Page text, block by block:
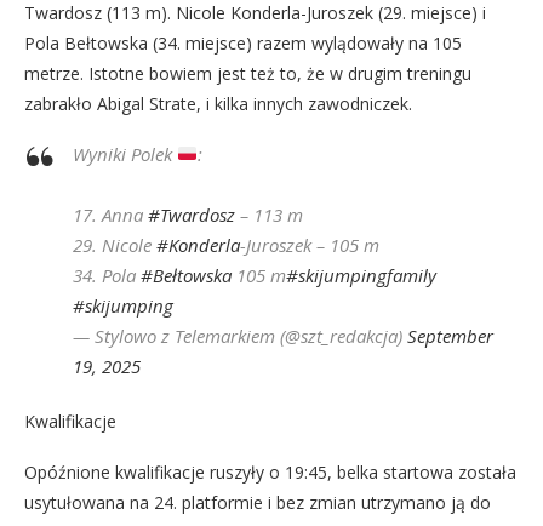
Twardosz (113 m). Nicole Konderla-Juroszek (29. miejsce) i
Pola Bełtowska (34. miejsce) razem wylądowały na 105
metrze. Istotne bowiem jest też to, że w drugim treningu
zabrakło Abigal Strate, i kilka innych zawodniczek.
Wyniki Polek :
17. Anna #Twardosz – 113 m
29. Nicole #Konderla-Juroszek – 105 m
34. Pola #Bełtowska 105 m#skijumpingfamily
#skijumping
— Stylowo z Telemarkiem (@szt_redakcja) September
19, 2025
Kwalifikacje
Opóźnione kwalifikacje ruszyły o 19:45, belka startowa została
usytułowana na 24. platformie i bez zmian utrzymano ją do